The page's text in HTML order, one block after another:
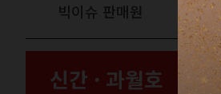
빅이슈 판매원
신간 · 과월호